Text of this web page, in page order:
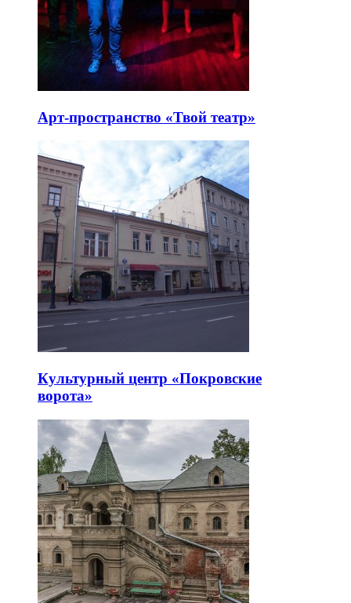
Арт-пространство «Твой театр»
Культурный центр «Покровские
ворота»